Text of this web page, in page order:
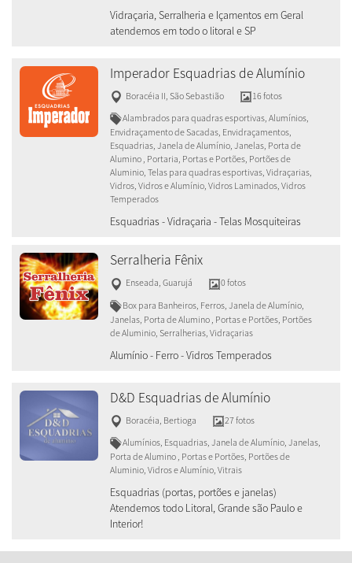
Vidraçaria, Serralheria e Içamentos em Geral
atendemos em todo o litoral e SP
Imperador Esquadrias de Alumínio
Boracéia II, São Sebastião
16 fotos
Alambrados para quadras esportivas, Alumínios,
Envidraçamento de Sacadas, Envidraçamentos,
Esquadrias, Janela de Alumínio, Janelas, Porta de
Alumino , Portaria, Portas e Portões, Portões de
Aluminio, Telas para quadras esportivas, Vidraçarias,
Vidros, Vidros e Alumínio, Vidros Laminados, Vidros
Temperados
Esquadrias - Vidraçaria - Telas Mosquiteiras
Serralheria Fênix
Enseada, Guarujá
0 fotos
Box para Banheiros, Ferros, Janela de Alumínio,
Janelas, Porta de Alumino , Portas e Portões, Portões
de Aluminio, Serralherias, Vidraçarias
Alumínio - Ferro - Vidros Temperados
D&D Esquadrias de Alumínio
Boracéia Bertioga
27 fotos
Alumínios, Esquadrias, Janela de Alumínio, Janelas,
Porta de Alumino , Portas e Portões, Portões de
Aluminio, Vidros e Alumínio, Vitrais
Esquadrias (portas, portões e janelas)
Atendemos todo Litoral, Grande são Paulo e
Interior!